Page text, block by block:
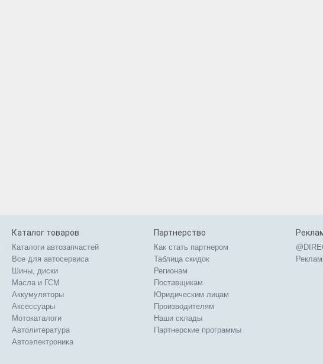
Каталог товаров
Каталоги автозапчастей
Все для автосервиса
Шины, диски
Масла и ГСМ
Аккумуляторы
Аксессуары
Мотокаталоги
Автолитература
Автоэлектроника
Партнерство
Как стать партнером
Таблица скидок
Регионам
Поставщикам
Юридическим лицам
Производителям
Наши склады
Партнерские программы